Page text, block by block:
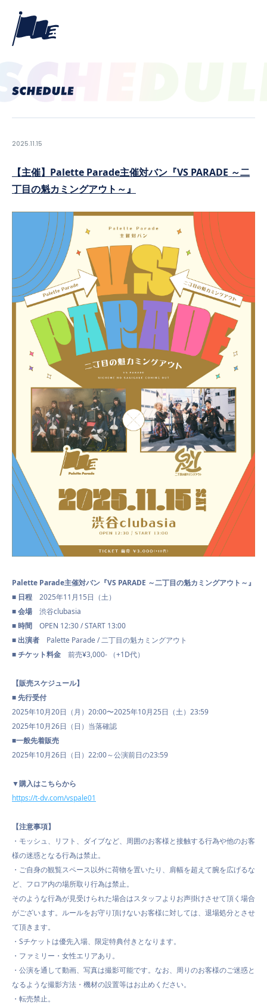
PROFILE
NEWS
SCHEDULE
VIDEO
CONTACT
2025.11.15
【主催】Palette Parade主催対バン『VS PARADE ～二
丁目の魁カミングアウト～』
Palette Parade主催対バン『VS PARADE ～二丁目の魁カミングアウト～』
■ 日程 2025年11月15日（土）
■ 会場 渋谷clubasia
■ 時間 OPEN 12:30 / START 13:00
■ 出演者 Palette Parade / 二丁目の魁カミングアウト
■ チケット料金 前売¥3,000- （+1D代）
【販売スケジュール】
■ 先行受付
2025年10月20日（月）20:00〜2025年10月25日（土）23:59
2025年10月26日（日）当落確認
■一般先着販売
2025年10月26日（日）22:00～公演前日の23:59
▼購入はこちらから
https://t-dv.com/vspale01
【注意事項】
・モッシュ、リフト、ダイブなど、周囲のお客様と接触する行為や他のお客
様の迷惑となる行為は禁止。
・ご自身の観覧スペース以外に荷物を置いたり、肩幅を超えて腕を広げるな
ど、フロア内の場所取り行為は禁止。
そのような行為が見受けられた場合はスタッフよりお声掛けさせて頂く場合
がございます。ルールをお守り頂けないお客様に対しては、退場処分とさせ
て頂きます。
・Sチケットは優先入場、限定特典付きとなります。
・ファミリー・女性エリアあり。
・公演を通して動画、写真は撮影可能です。なお、周りのお客様のご迷惑と
なるような撮影方法・機材の設置等はお止めください。
・転売禁止。